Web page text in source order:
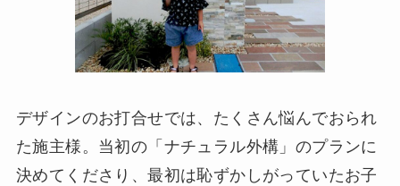
デザインのお打合せでは、たくさん悩んでおられ
た施主様。当初の「ナチュラル外構」のプランに
決めてくださり、最初は恥ずかしがっていたお子